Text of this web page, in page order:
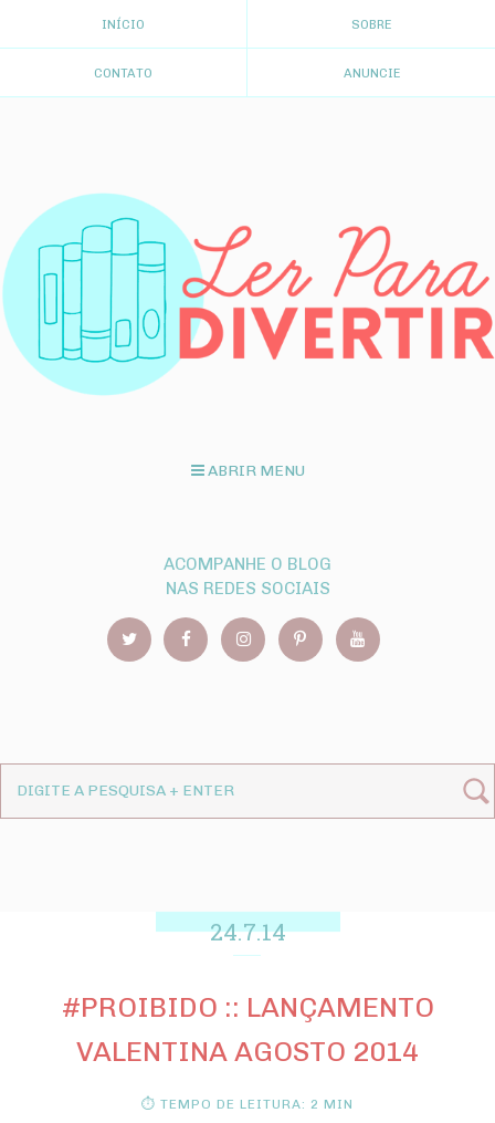
INÍCIO SOBRE
CONTATO ANUNCIE
ABRIR MENU
ACOMPANHE O BLOG
NAS REDES SOCIAIS
24.7.14
#PROIBIDO :: LANÇAMENTO
VALENTINA AGOSTO 2014
⏱ TEMPO DE LEITURA: 2 MIN